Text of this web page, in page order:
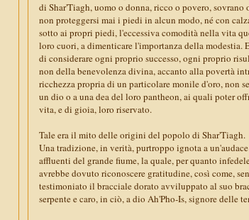
di Shar'Tiagh, uomo o donna, ricco o povero, sovrano
non proteggersi mai i piedi in alcun modo, né con
sotto ai propri piedi, l'eccessiva comodità nella vita
loro cuori, a dimenticare l'importanza della modestia.
di considerare ogni proprio successo, ogni proprio
non della benevolenza divina, accanto alla povertà
ricchezza propria di un particolare monile d'oro, non
un dio o a una dea del loro pantheon, ai quali poter
vita, e di gioia, loro riservato.
Tale era il mito delle origini del popolo di Shar'Tiagh.
Una tradizione, in verità, purtroppo ignota a
affluenti del grande fiume, la quale, per quanto
avrebbe dovuto riconoscere gratitudine, così come,
testimoniato il bracciale dorato avviluppato al suo
serpente e caro, in ciò, a dio Ah'Pho-Is, signore delle